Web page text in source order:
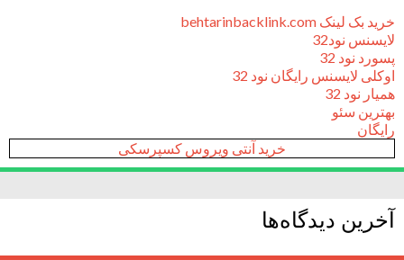
خرید بک لینک behtarinbacklink.com
لایسنس نود32
پسورد نود 32
اوکلی لایسنس رایگان نود 32
همیار نود 32
بهترین سئو
رایگان
خرید آنتی ویروس کسپرسکی
آخرین دیدگاه‌ها